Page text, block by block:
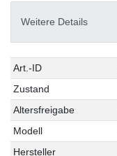
Weitere Details
Technisches
Merkmal
Wert
Art.-ID
Zustand
Altersfreigabe
Modell
Hersteller